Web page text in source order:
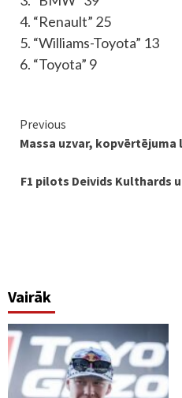
4. “Renault” 25
5. “Williams-Toyota” 13
6. “Toyota” 9
Continue
Reading
Previous
Massa uzvar,
F1 pilots Deivids Kulthards
Vairāk